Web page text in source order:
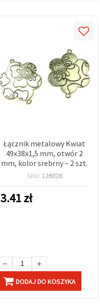
Łącznik metalowy Kwiat
49x38x1,5 mm, otwór 2
mm, kolor srebrny – 2 szt.
SKU: 126026
3.41zł
DODAJ DO KOSZYKA